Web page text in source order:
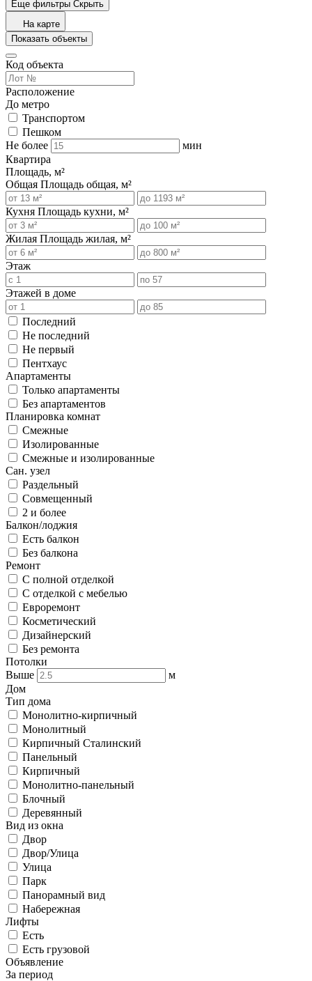
Еще фильтры Скрыть
На карте
Показать объекты
Код объекта
Расположение
До метро
Транспортом
Пешком
Не более
мин
Квартира
Площадь, м²
Общая Площадь общая, м²
Кухня Площадь кухни, м²
Жилая Площадь жилая, м²
Этаж
Этажей в доме
Последний
Не последний
Не первый
Пентхаус
Апартаменты
Только апартаменты
Без апартаментов
Планировка комнат
Смежные
Изолированные
Смежные и изолированные
Сан. узел
Раздельный
Совмещенный
2 и более
Балкон/лоджия
Есть балкон
Без балкона
Ремонт
С полной отделкой
С отделкой с мебелью
Евроремонт
Косметический
Дизайнерский
Без ремонта
Потолки
Выше
м
Дом
Тип дома
Монолитно-кирпичный
Монолитный
Кирпичный Сталинский
Панельный
Кирпичный
Монолитно-панельный
Блочный
Деревянный
Вид из окна
Двор
Двор/Улица
Улица
Парк
Панорамный вид
Набережная
Лифты
Есть
Есть грузовой
Объявление
За период